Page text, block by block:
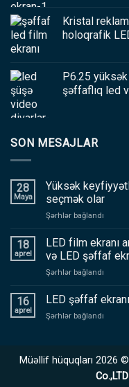
Kristal
holoqrafik
P6.25
şəffaflıq led
SON MESAJLAR
28
Maya
Yüksək
seçmək olar
Şərhlər bağlandı
LED
displey
18
aprel
LED film ekranı
və LED şəffaf
Şərhlər bağlandı
film
film
ekranı,
və
16
aprel
LED şəffaf
Şərhlər bağlandı
kvadrat
metri
Müəllif hüquqları 2026 ©